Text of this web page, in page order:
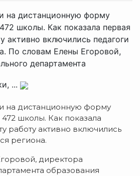
на дистанционную форму
школы. Как показала первая
активно включились педагоги
По словам Елены Егоровой,
департамента
...
на дистанционную форму
школы. Как показала
работу активно включились
региона.
директора
образования